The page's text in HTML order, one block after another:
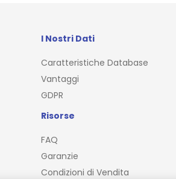
I Nostri Dati
Caratteristiche Database
Vantaggi
GDPR
Risorse
FAQ
Garanzie
Condizioni di Vendita